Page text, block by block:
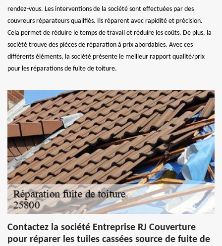
rendez-vous. Les interventions de la société sont effectuées par des
couvreurs réparateurs qualifiés. Ils réparent avec rapidité et précision.
Cela permet de réduire le temps de travail et réduire les coûts. De plus, la
société trouve des pièces de réparation à prix abordables. Avec ces
différents éléments, la société présente le meilleur rapport qualité/prix
pour les réparations de fuite de toiture.
Contactez la société Entreprise RJ Couverture
pour réparer les tuiles cassées source de fuite de